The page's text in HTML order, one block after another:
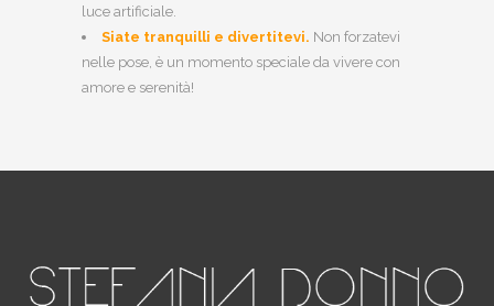
luce artificiale.
Siate tranquilli e divertitevi. Non forzatevi
nelle pose, è un momento speciale da vivere con
amore e serenità!